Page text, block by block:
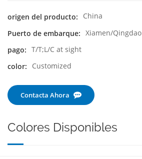
origen del producto:
China
Puerto de embarque: Xiamen/Qingdao
pago: T/T;L/C at sight
color:
Customized
Contacta Ahora
Colores Disponibles